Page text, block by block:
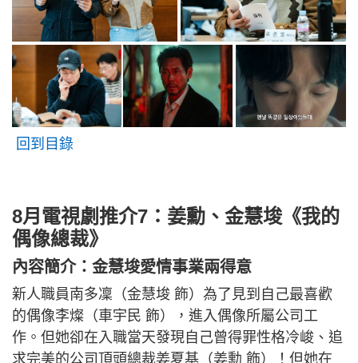
回到目錄
8月電視劇推介7：姜勳、金慧埈《我的
偶像總裁》
內容簡介：金慧埈愛情事業兩得意
新人職員南多凜（金慧埈 飾）為了見到自己最喜歡
的偶像李燦（車宇民 飾），進入偶像所屬公司工
作。但她卻在入職當天發現自己曾得罪性格冷峻、追
求完美的公司頂頭總裁姜夏基（姜勳 飾）！但她在